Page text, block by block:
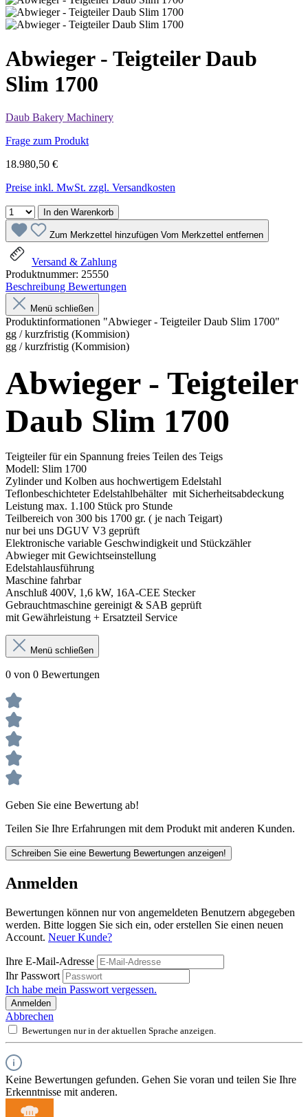
Abwieger - Teigteiler Daub
Slim 1700
Daub Bakery Machinery
Frage zum Produkt
18.980,50 €
Preise inkl. MwSt. zzgl. Versandkosten
In den Warenkorb
Zum Merkzettel hinzufügen Vom Merkzettel entfernen
Versand & Zahlung
Produktnummer: 25550
Beschreibung Bewertungen
Menü schließen
Produktinformationen "Abwieger - Teigteiler Daub Slim 1700"
gg / kurzfristig (Kommision)
gg / kurzfristig (Kommision)
Abwieger - Teigteiler
Daub Slim 1700
Teigteiler für ein Spannung freies Teilen des Teigs
Modell: Slim 1700
Zylinder und Kolben aus hochwertigem Edelstahl
Teflonbeschichteter Edelstahlbehälter mit Sicherheitsabdeckung
Leistung max. 1.100 Stück pro Stunde
Teilbereich von 300 bis 1700 gr. ( je nach Teigart)
nur bei uns DGUV V3 geprüft
Elektronische variable Geschwindigkeit und Stückzähler
Abwieger mit Gewichtseinstellung
Edelstahlausführung
Maschine fahrbar
Anschluß 400V, 1,6 kW, 16A-CEE Stecker
Gebrauchtmaschine gereinigt & SAB geprüft
mit Gewährleistung + Ersatzteil Service
Menü schließen
0 von 0 Bewertungen
Geben Sie eine Bewertung ab!
Teilen Sie Ihre Erfahrungen mit dem Produkt mit anderen Kunden.
Schreiben Sie eine Bewertung Bewertungen anzeigen!
Anmelden
Bewertungen können nur von angemeldeten Benutzern abgegeben
werden. Bitte loggen Sie sich ein, oder erstellen Sie einen neuen
Account. Neuer Kunde?
Ihre E-Mail-Adresse
Ihr Passwort
Ich habe mein Passwort vergessen.
Anmelden
Abbrechen
Bewertungen nur in der aktuellen Sprache anzeigen.
Keine Bewertungen gefunden. Gehen Sie voran und teilen Sie Ihre
Erkenntnisse mit anderen.